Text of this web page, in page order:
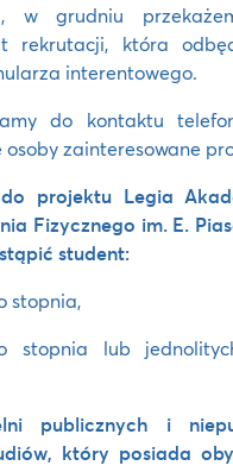
w grudniu
rekrutacji, która
interentowego.
do kontaktu
zainteresowane
projektu Legia
Fizycznego im. E.
student:
stopnia,
stopnia lub
publicznych i
który posiada